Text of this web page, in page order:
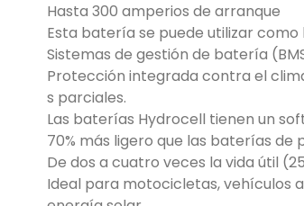
Hasta 300 amperios de arranque
Esta batería se puede utilizar
Sistemas de gestión de batería
Protección integrada contra el
s parciales.
Las baterías Hydrocell tienen un
70% más ligero que las baterías de
De dos a cuatro veces la vida útil
Ideal para motocicletas, vehículos